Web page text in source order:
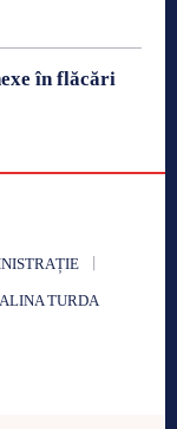
în flăcări
TURDA